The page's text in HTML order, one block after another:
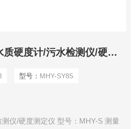
MHY-SY85在线水质硬度计/污水检测仪/硬度测定仪
型号： MHY-SY85
仪/硬度测定仪 型号：MHY-S 测量